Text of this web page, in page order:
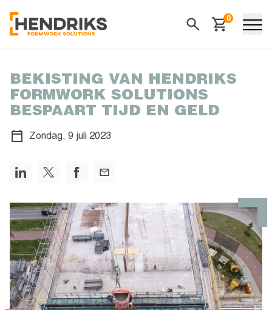
0
Winkelwagen
BEKISTING VAN HENDRIKS
FORMWORK SOLUTIONS
BESPAART TIJD EN GELD
Zondag, 9 juli 2023